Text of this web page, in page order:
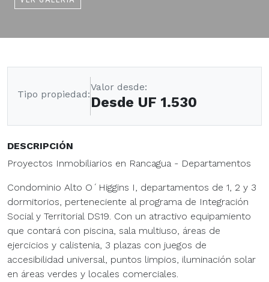
Tipo propiedad:
Valor desde:
Desde UF 1.530
DESCRIPCIÓN
Proyectos Inmobiliarios en Rancagua - Departamentos
Condominio Alto O´Higgins I, departamentos de 1, 2 y 3
dormitorios, perteneciente al programa de Integración
Social y Territorial DS19. Con un atractivo equipamiento
que contará con piscina, sala multiuso, áreas de
ejercicios y calistenia, 3 plazas con juegos de
accesibilidad universal, puntos limpios, iluminación solar
en áreas verdes y locales comerciales.